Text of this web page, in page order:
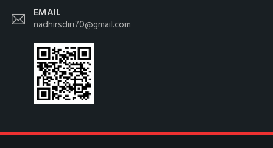
EMAIL
nadhirsdiri70@gmail.com